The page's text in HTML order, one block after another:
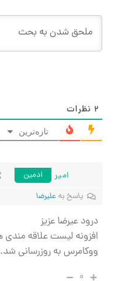
۲ نظرات
تازه‌ترین
امیر
ادمین
پاسخ بهعلیرضا
درود عیرضا عزیز
ووکامرس به روزرسانی شد.
۰